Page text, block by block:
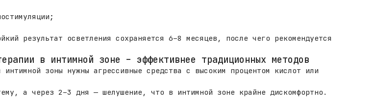
результат осветления сохраняется 6–8 месяцев, после чего рекомендуется
в интимной зоне – эффективнее традиционных методов
зоны нужны агрессивные средства с высоким процентом кислот или
а через 2–3 дня — шелушение, что в интимной зоне крайне дискомфортно.